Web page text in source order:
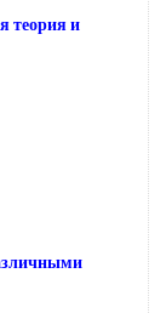
теория и